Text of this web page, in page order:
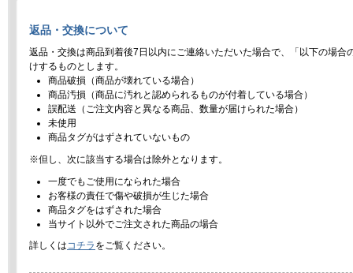
返品・交換について
返品・交換は商品到着後7日以内にご連絡いただいた場合で、「以下の場合
けするものとします。
商品破損（商品が壊れている場合）
商品汚損（商品に汚れと認められるものが付着している場合）
誤配送（ご注文内容と異なる商品、数量が届けられた場合）
未使用
商品タグがはずされていないもの
※但し、次に該当する場合は除外となります。
一度でもご使用になられた場合
お客様の責任で傷や破損が生じた場合
商品タグをはずされた場合
当サイト以外でご注文された商品の場合
詳しくはコチラ をご覧ください。